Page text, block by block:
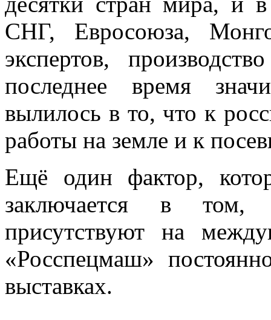
СНГ, Евросоюза,
экспертов,
последнее время
вылилось в то, что к
работы на земле и к
Ещё один фактор,
заключается в том,
присутствуют на
«Росспецмаш»
выставках.